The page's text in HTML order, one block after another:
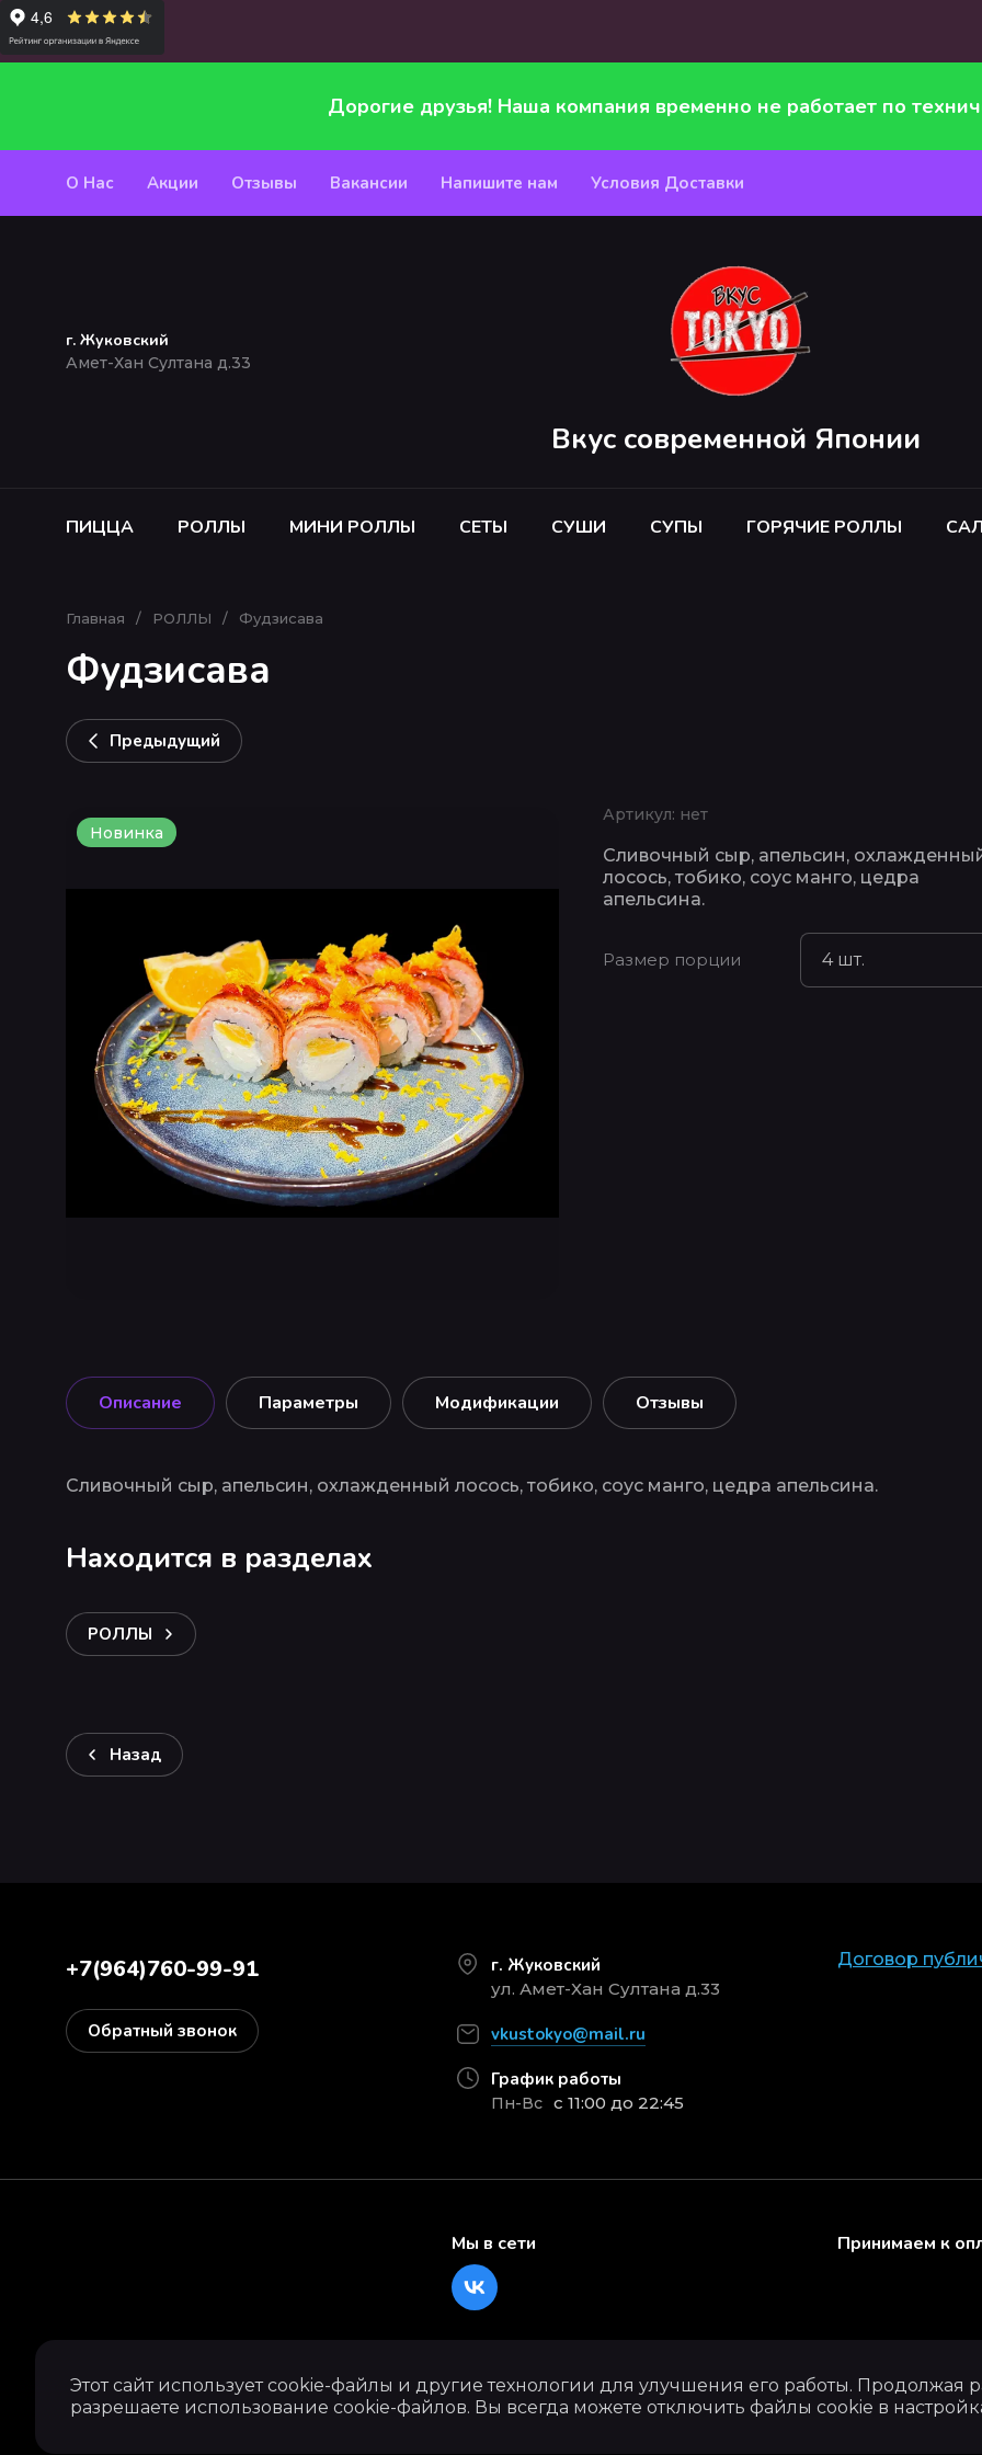
Дорогие друзья! Наша компания временно не работает по
О Нас Акции Отзывы Вакансии Напишите нам Условия Доставки
Вкус современной Японии
г. Жуковский
Амет-Хан Султана д.33
ПИЦЦА РОЛЛЫ МИНИ РОЛЛЫ СЕТЫ СУШИ СУПЫ ГОРЯЧИЕ РОЛЛЫ
Главная / РОЛЛЫ / Фудзисава
Фудзисава
Предыдущий
Новинка
Артикул: нет
Сливочный сыр, апельсин,
лосось, тобико, соус манго, цедра
апельсина.
Размер порции
Описание Параметры Модификации Отзывы
Сливочный сыр, апельсин, охлажденный лосось, тобико, соус манго, цедра апельсина.
Находится в разделах
РОЛЛЫ
Назад
+7(964)760-99-91
Обратный звонок
г. Жуковский
ул. Амет-Хан Султана д.33
vkustokyo@mail.ru
График работы
Пн-Вс с 11:00 до 22:45
Договор
Вкус современной Японии
Мы в сети Принимаем к
Этот сайт использует cookie-файлы и другие технологии для улучшения его работы. Продолжая
разрешаете использование cookie-файлов. Вы всегда можете отключить файлы cookie в